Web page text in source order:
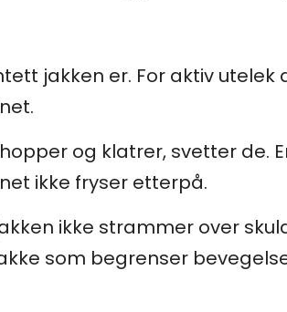
jakken er. For aktiv
og klatrer, svetter de.
ikke fryser etterpå.
ikke strammer over
som begrenser